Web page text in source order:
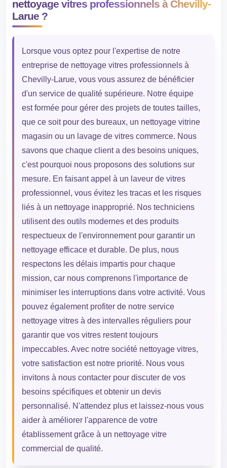
nettoyage vitres professionnels à Chevilly-
Larue ?
Lorsque vous optez pour l'expertise de notre
entreprise de nettoyage vitres professionnels à
Chevilly-Larue, vous vous assurez de bénéficier
d'un service de qualité supérieure. Notre équipe
est formée pour gérer des projets de toutes tailles,
que ce soit pour des bureaux, un nettoyage vitrine
magasin ou un lavage de vitres commerce. Nous
savons que chaque client a des besoins uniques,
c'est pourquoi nous proposons des solutions sur
mesure. En faisant appel à un laveur de vitres
professionnel, vous évitez les tracas et les risques
liés à un nettoyage inapproprié. Nos techniciens
utilisent des outils modernes et des produits
respectueux de l'environnement pour garantir un
nettoyage efficace et durable. De plus, nous
respectons les délais impartis pour chaque
mission, car nous comprenons l'importance de
minimiser les interruptions dans votre activité. Vous
pouvez également profiter de notre service
nettoyage vitres à des intervalles réguliers pour
garantir que vos vitres restent toujours
impeccables. Avec notre société nettoyage vitres,
votre satisfaction est notre priorité. Nous vous
invitons à nous contacter pour discuter de vos
besoins spécifiques et obtenir un devis
personnalisé. N'attendez plus et laissez-nous vous
aider à améliorer l'apparence de votre
établissement grâce à un nettoyage vitre
commercial de qualité.